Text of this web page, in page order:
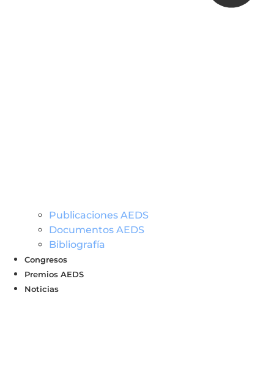
Publicaciones AEDS
Documentos AEDS
Bibliografía
Congresos
Premios AEDS
Noticias